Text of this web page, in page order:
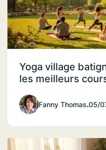
Yoga village
les meilleurs
Fanny Thomas.05/